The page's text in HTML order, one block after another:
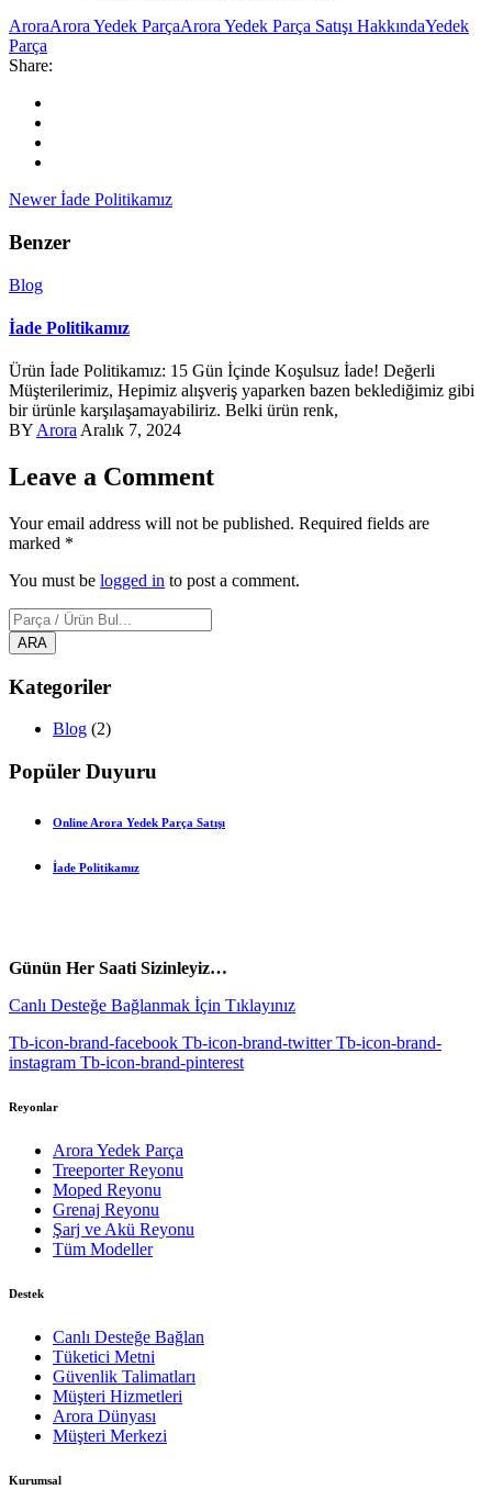
AroraArora Yedek ParçaArora Yedek Parça Satışı HakkındaYedek
Parça
Share:
Newer İade Politikamız
Benzer
Blog
İade Politikamız
Ürün İade Politikamız: 15 Gün İçinde Koşulsuz İade! Değerli
Müşterilerimiz, Hepimiz alışveriş yaparken bazen beklediğimiz gibi
bir ürünle karşılaşamayabiliriz. Belki ürün renk,
BY Arora Aralık 7, 2024
Leave a Comment
Your email address will not be published. Required fields are
marked *
You must be logged in to post a comment.
Kategoriler
Blog (2)
Popüler Duyuru
Online Arora Yedek Parça Satışı
İade Politikamız
Günün Her Saati Sizinleyiz…
Canlı Desteğe Bağlanmak İçin Tıklayınız
Tb-icon-brand-facebook Tb-icon-brand-twitter Tb-icon-brand-
instagram Tb-icon-brand-pinterest
Reyonlar
Arora Yedek Parça
Treeporter Reyonu
Moped Reyonu
Grenaj Reyonu
Şarj ve Akü Reyonu
Tüm Modeller
Destek
Canlı Desteğe Bağlan
Tüketici Metni
Güvenlik Talimatları
Müşteri Hizmetleri
Arora Dünyası
Müşteri Merkezi
Kurumsal